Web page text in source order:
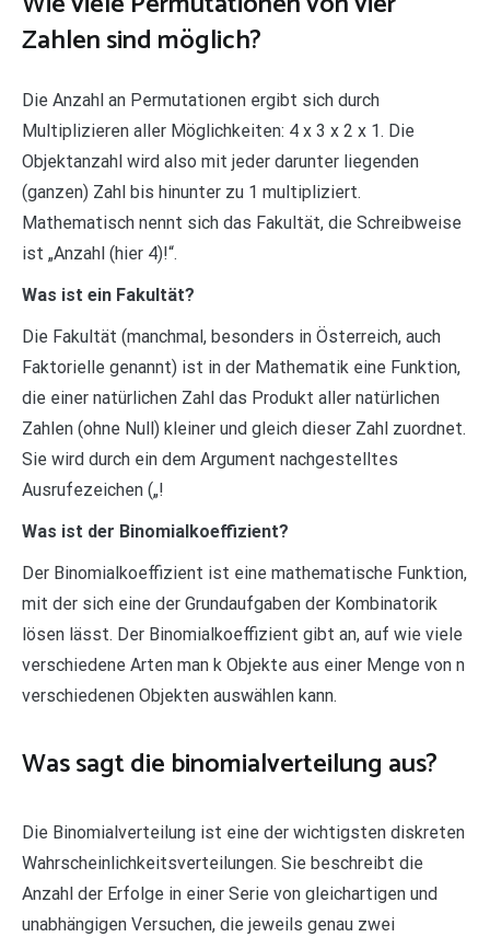
Zahlen sind möglich?
Die Anzahl an Permutationen ergibt sich durch
Multiplizieren aller Möglichkeiten: 4 x 3 x 2 x 1. Die
Objektanzahl wird also mit jeder darunter liegenden
(ganzen) Zahl bis hinunter zu 1 multipliziert.
Mathematisch nennt sich das Fakultät, die Schreibweise
ist „Anzahl (hier 4)!“.
Was ist ein Fakultät?
Die Fakultät (manchmal, besonders in Österreich, auch
Faktorielle genannt) ist in der Mathematik eine Funktion,
die einer natürlichen Zahl das Produkt aller natürlichen
Zahlen (ohne Null) kleiner und gleich dieser Zahl zuordnet.
Sie wird durch ein dem Argument nachgestelltes
Ausrufezeichen („!
Was ist der Binomialkoeffizient?
Der Binomialkoeffizient ist eine mathematische Funktion,
mit der sich eine der Grundaufgaben der Kombinatorik
lösen lässt. Der Binomialkoeffizient gibt an, auf wie viele
verschiedene Arten man k Objekte aus einer Menge von n
verschiedenen Objekten auswählen kann.
Was sagt die binomialverteilung aus?
Die Binomialverteilung ist eine der wichtigsten diskreten
Wahrscheinlichkeitsverteilungen. Sie beschreibt die
Anzahl der Erfolge in einer Serie von gleichartigen und
unabhängigen Versuchen, die jeweils genau zwei